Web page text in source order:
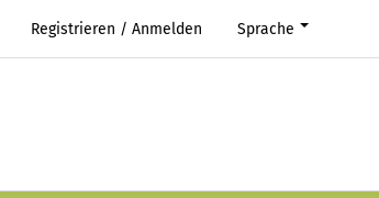
Registrieren / Anmelden Sprache